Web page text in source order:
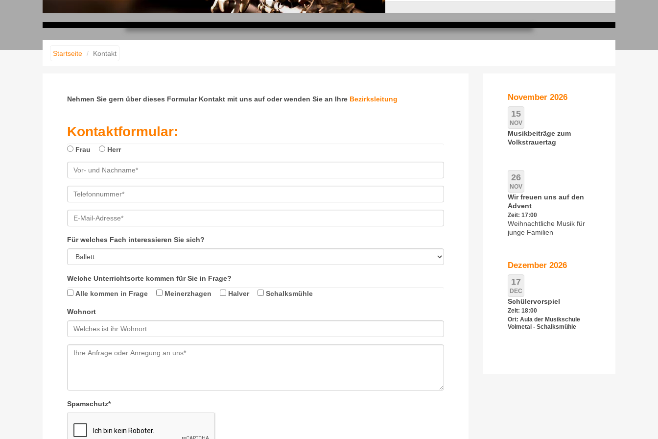
Startseite Kontakt
Nehmen Sie gern über dieses Formular Kontakt mit uns auf oder wenden Sie an Ihre Bezirksleitung
Kontaktformular:
Frau Herr
Für welches Fach interessieren Sie sich?
Welche Unterrichtsorte kommen für Sie in Frage?
Alle kommen in Frage
Meinerzhagen Halver Schalksmühle
Wohnort
Spamschutz*
November 2026
15
NOV
Musikbeiträge zum
Volkstrauertag
26
NOV
Wir freuen uns auf den
Advent
Zeit: 17:00
Weihnachtliche Musik für
junge Familien
Dezember 2026
17
DEC
Schülervorspiel
Zeit: 18:00
Ort: Aula der Musikschule
Volmetal - Schalksmühle